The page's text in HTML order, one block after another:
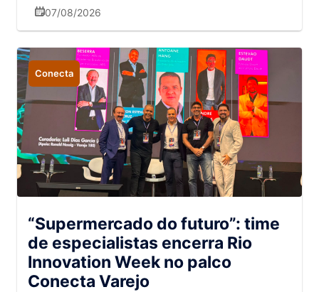
07/08/2026
Conecta
“Supermercado do futuro”: time
de especialistas encerra Rio
Innovation Week no palco
Conecta Varejo